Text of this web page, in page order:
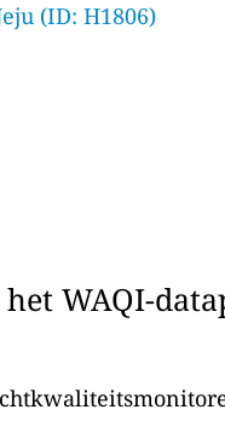
(ID: H1806)
het WAQI-